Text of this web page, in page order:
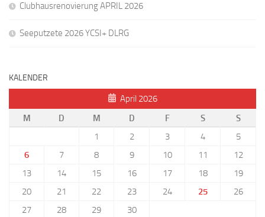
Clubhausrenovierung APRIL 2026
Seeputzete 2026 YCSI+ DLRG
KALENDER
April 2026
M
D M D F S
S
1
2 3 4
5
6
7 8 9 10 11
12
13
14 15 16 17 18
19
20
21 22 23 24 25
26
27
28 29
30